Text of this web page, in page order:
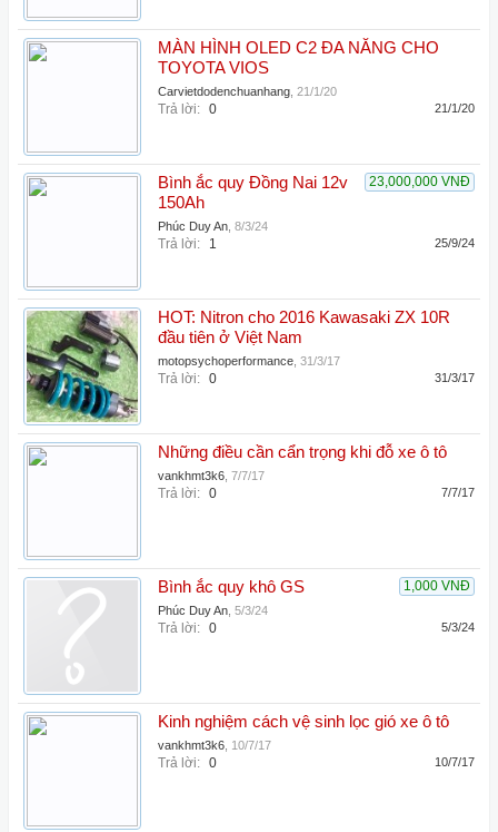
MÀN HÌNH OLED C2 ĐA NĂNG CHO
TOYOTA VIOS
Carvietdodenchuanhang 21/1/20
Trả lời: 0 21/1/20
23,000,000 VNĐ
Bình ắc quy Đồng Nai 12v
150Ah
Phúc Duy An 8/3/24
Trả lời: 1 25/9/24
HOT: Nitron cho 2016 Kawasaki ZX 10R
đầu tiên ở Việt Nam
motopsychoperformance 31/3/17
Trả lời: 0 31/3/17
Những điều cần cẩn trọng khi đỗ xe ô tô
vankhmt3k6 7/7/17
Trả lời: 0 7/7/17
1,000 VNĐ
Bình ắc quy khô GS
Phúc Duy An 5/3/24
Trả lời: 0 5/3/24
Kinh nghiệm cách vệ sinh lọc gió xe ô tô
vankhmt3k6 10/7/17
Trả lời: 0 10/7/17